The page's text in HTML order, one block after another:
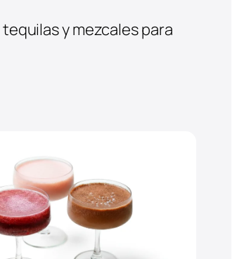
y mezcales para